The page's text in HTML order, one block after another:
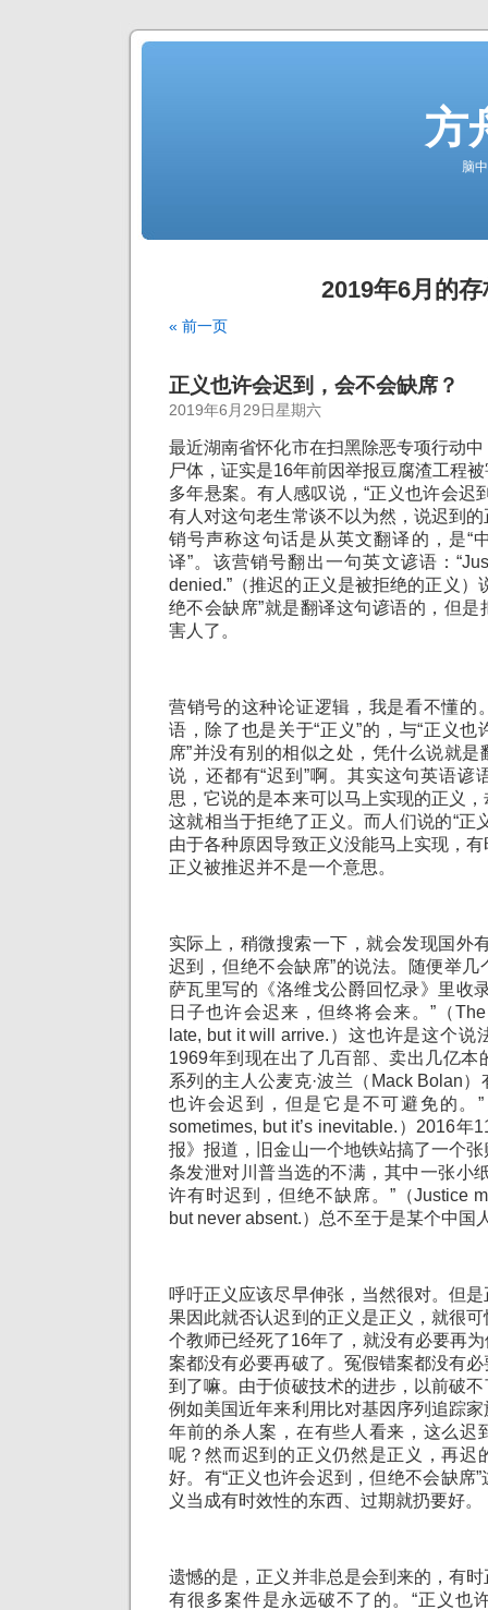
方
脑
2019年6月的存
« 前一页
正义也许会迟到，会不会缺席？
2019年6月29日星期六
最近湖南省怀化市在扫黑除恶专项行动
尸体，证实是16年前因举报豆腐渣工程
多年悬案。有人感叹说，“正义也许会迟
有人对这句老生常谈不以为然，说迟到
销号声称这句话是从英文翻译的，是“
译”。该营销号翻出一句英文谚语：
denied.”（推迟的正义是被拒绝的正义）
绝不会缺席”就是翻译这句谚语的，但
害人了。
营销号的这种论证逻辑，我是看不懂的
语，除了也是关于“正义”的，与“正义
席”并没有别的相似之处，凭什么说就
说，还都有“迟到”啊。其实这句英语谚
思，它说的是本来可以马上实现的正义
这就相当于拒绝了正义。而人们说的“正
由于各种原因导致正义没能马上实现，
正义被推迟并不是一个意思。
实际上，稍微搜索一下，就会发现国外
迟到，但绝不会缺席”的说法。随便举
萨瓦里写的《洛维戈公爵回忆录》里收
日子也许会迟来，但终将会来。”（
late, but it will arrive.）这也许是这个说
1969年到现在出了几百部、卖出几亿本
系列的主人公麦克·波兰（Mack Bolan）
也许会迟到，但是它是不可避免的。”
sometimes, but it’s inevitable.）2016年
报》报道，旧金山一个地铁站搞了一个
条发泄对川普当选的不满，其中一张小
许有时迟到，但绝不缺席。”（Justice
but never absent.）总不至于是某个中国
呼吁正义应该尽早伸张，当然很对。但
果因此就否认迟到的正义是正义，就很
个教师已经死了16年了，就没有必要再
案都没有必要再破了。冤假错案都没有
到了嘛。由于侦破技术的进步，以前破
例如美国近年来利用比对基因序列追踪
年前的杀人案，在有些人看来，这么迟
呢？然而迟到的正义仍然是正义，再迟
好。有“正义也许会迟到，但绝不会缺席
义当成有时效性的东西、过期就扔要好。
遗憾的是，正义并非总是会到来的，有
有很多案件是永远破不了的。“正义也